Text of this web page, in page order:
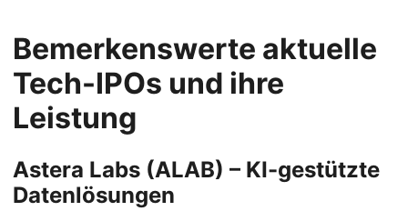
Bemerkenswerte aktuelle
Tech-IPOs und ihre
Leistung
Astera Labs (ALAB) – KI-gestützte
Datenlösungen